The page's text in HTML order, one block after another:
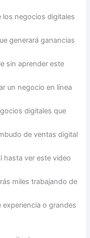
los negocios digitales
generará ganancias
sin aprender este
un negocio en línea
digitales que
de ventas digital
hasta ver este video
miles trabajando de
experiencia o grandes